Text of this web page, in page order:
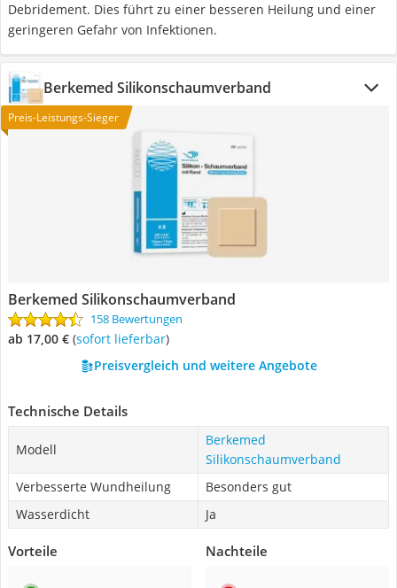
Debridement. Dies führt zu einer besseren Heilung und einer
geringeren Gefahr von Infektionen.
Berkemed Silikonschaumverband
Preis-Leistungs-Sieger
Berkemed Silikonschaumverband
158 Bewertungen
ab 17,00 € ( Sofort lieferbar)
Preisvergleich und weitere Angebote
Technische Details
Modell
Berkemed
Silikonschaumverband
Verbesserte Wundheilung
Besonders gut
Wasserdicht
Ja
Vorteile Nachteile